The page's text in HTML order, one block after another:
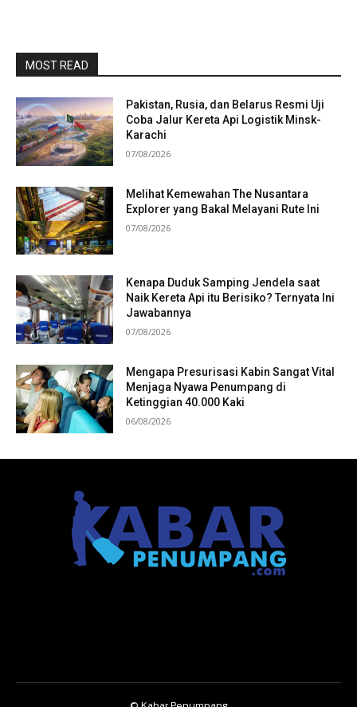
MOST READ
Pakistan, Rusia, dan Belarus Resmi Uji
Coba Jalur Kereta Api Logistik Minsk-
Karachi
07/08/2026
Melihat Kemewahan The Nusantara
Explorer yang Bakal Melayani Rute Ini
07/08/2026
Kenapa Duduk Samping Jendela saat
Naik Kereta Api itu Berisiko? Ternyata Ini
Jawabannya
07/08/2026
Mengapa Presurisasi Kabin Sangat Vital
Menjaga Nyawa Penumpang di
Ketinggian 40.000 Kaki
06/08/2026